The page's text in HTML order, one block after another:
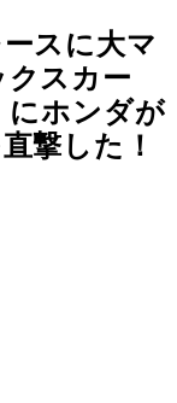
スに大マ
スカー
にホンダが
撃した！